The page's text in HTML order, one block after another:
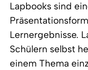
Lapbooks sind
Lernergebnisse.
Schülern selbst
einem Thema